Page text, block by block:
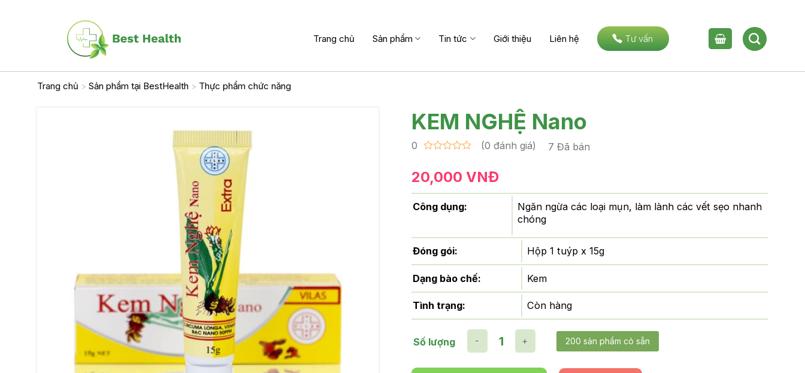
Trang chủ Sản phẩm Tin tức Giới thiệu Liên hệ Tư vấn
Trang chủ > Sản phẩm tại BestHealth > Thực phẩm chức năng
KEM NGHỆ Nano
0
hạng
sao
(0 đánh giá) 7 Đã bán
20,000 VNĐ
Công dụng:
Ngăn ngừa các loại mụn, làm lành các vết sẹo nhanh
chóng
Đóng gói: Hộp 1 tuýp x 15g
Dạng bào chế: Kem
Tình trạng: Còn hàng
Số lượng 200 sản phẩm có sẵn